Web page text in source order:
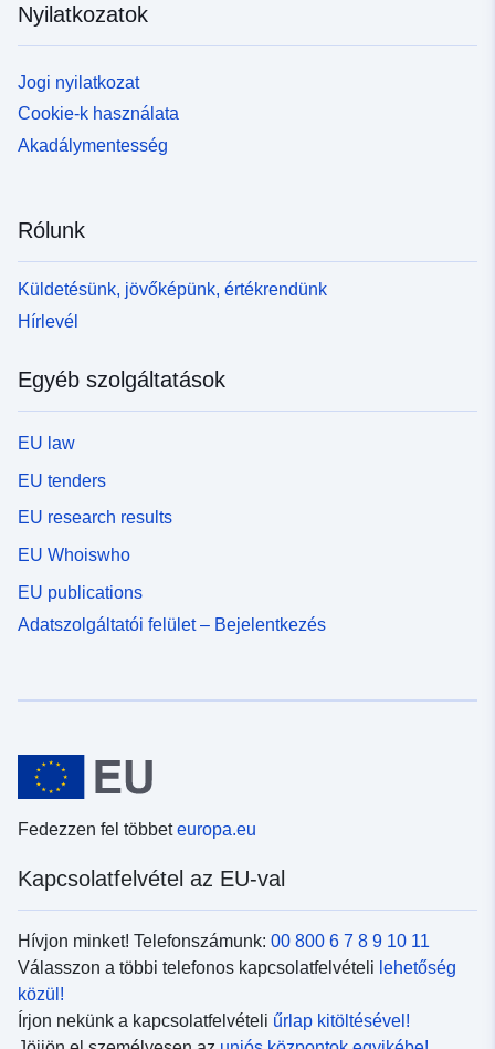
Nyilatkozatok
Jogi nyilatkozat
Cookie-k használata
Akadálymentesség
Rólunk
Küldetésünk, jövőképünk, értékrendünk
Hírlevél
Egyéb szolgáltatások
EU law
EU tenders
EU research results
EU Whoiswho
EU publications
Adatszolgáltatói felület – Bejelentkezés
Fedezzen fel többeteuropa.eu
Kapcsolatfelvétel az EU-val
Hívjon minket! Telefonszámunk: 00 800 6 7 8 9 10 11
Válasszon a többi telefonos kapcsolatfelvételi lehetőség
közül!
Írjon nekünk a kapcsolatfelvételi űrlap kitöltésével!